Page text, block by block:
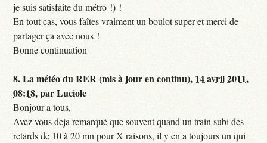
je suis satisfaite du métro !) !
En tout cas, vous faîtes vraiment un boulot super et merci de
partager ça avec nous !
Bonne continuation
8.La météo du RER (mis à jour en continu), 14 avril 2011,
08:18,parLuciole
Bonjour a tous,
Avez vous deja remarqué que souvent quand un train subi des
retards de 10 à 20 mn pour X raisons, il y en a toujours un qui